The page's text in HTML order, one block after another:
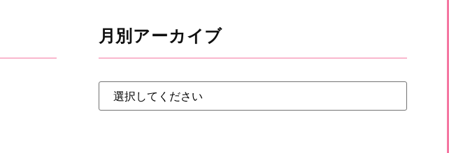
月別アーカイブ